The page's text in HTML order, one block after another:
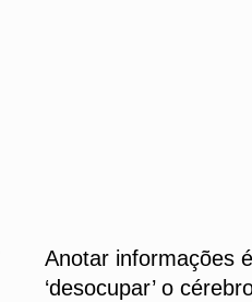
Anotar informações
‘desocupar’ o